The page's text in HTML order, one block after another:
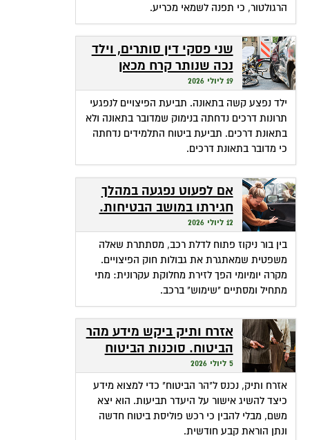
הרגולטור, כי תפנה לשמאי מכריע.
שני פסקי דין סותרים, וילד
נכה שנותר קרח מכאן
ומכאן
19 ליולי 2026
ילד נפצע קשה בתאונה. תביעת הפיצויים לנפגעי
תרונות דרכים נדחתה בנימוק שמדובר בתאונה ולא
בתאונת דרכים. תביעת ביטוח התלמידים נדחתה
כי מדובר בתאונת דרכים.
אם לפעוט נפגעה במהלך
חגירתו במושב הבטיחות.
האם זכאית לפיצויים?
12 ליולי 2026
בין בור ניקוז פתוח לדלת רכב, מסתתרת שאלה
משפטית שמאתגרת את גבולות חוק הפיצויים.
מקרה יומיומי הפך לזירת מחלוקת עקרונית: מתי
מתחיל ומסתיים "שימוש" ברכב.
אזרח ותיק ביקש מידע מהר
הביטוח. סוכנות הביטוח
גבתה מחשבונו פרמיות
5 ליולי 2026
אזרח ותיק, נכנס ל"הר הביטוח" כדי למצוא מידע
כיצד להשיג אישור על היעדר תביעות. הוא יצא
משם, מבלי להבין כי רכש פוליסת ביטוח חדשה
ונתן הוראת קבע חודשית.